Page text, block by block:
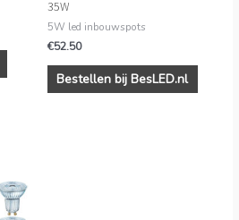
35W
5W led inbouwspots
€52.50
Bestellen bij BesLED.nl